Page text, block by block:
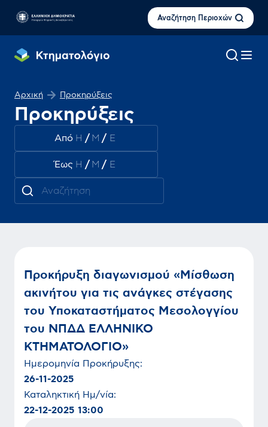
Αναζήτηση Περιοχών
Αρχική Προκηρύξεις
Προκηρύξεις
Από / /
Έως / /
Προκήρυξη διαγωνισμού «Μίσθωση
ακινήτου για τις ανάγκες στέγασης
του Υποκαταστήματος Μεσολογγίου
του ΝΠΔΔ ΕΛΛΗΝΙΚΟ
ΚΤΗΜΑΤΟΛΟΓΙΟ»
Ημερομηνία Προκήρυξης:
26-11-2025
Καταληκτική Ημ/νία:
22-12-2025 13:00